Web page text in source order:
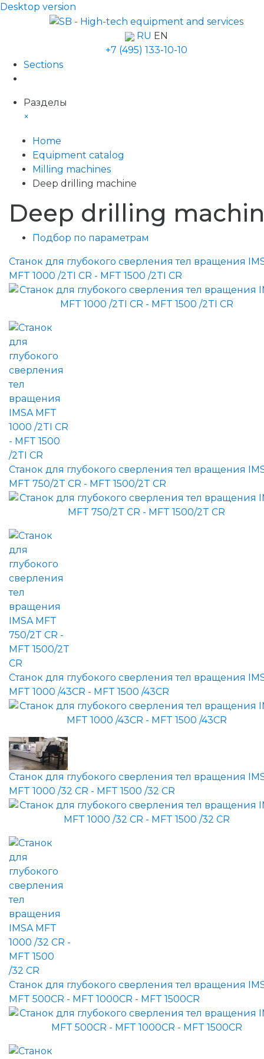
Desktop version
RU EN
+7 (495) 133-10-10
Sections
Разделы
×
Home
Equipment catalog
Milling machines
Deep drilling machine
Deep drilling
Подбор по параметрам
Станок для глубокого сверления тел вращения
MFT 1000 /2TI CR - MFT 1500 /2TI CR
Станок для глубокого сверления тел вращения
MFT 750/2T CR - MFT 1500/2T CR
Станок для глубокого сверления тел вращения
MFT 1000 /43CR - MFT 1500 /43CR
Станок для глубокого сверления тел вращения
MFT 1000 /32 CR - MFT 1500 /32 CR
Станок для глубокого сверления тел вращения
MFT 500CR - MFT 1000CR - MFT 1500CR